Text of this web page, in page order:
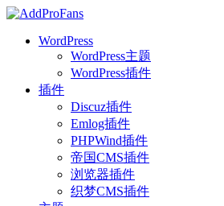
WordPress
WordPress主题
WordPress插件
插件
Discuz插件
Emlog插件
PHPWind插件
帝国CMS插件
浏览器插件
织梦CMS插件